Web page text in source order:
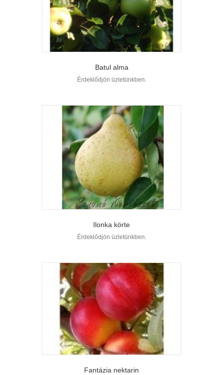
Batul alma
Érdeklődjön üzletünkben.
Ilonka körte
Érdeklődjön üzletünkben.
Fantázia nektarin